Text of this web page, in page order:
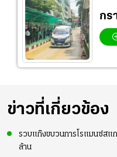
กร
ข่าวที่เกี่ยวข้อง
รวบแก๊งขบวนการโรแมนซ์สแ
ล้าน